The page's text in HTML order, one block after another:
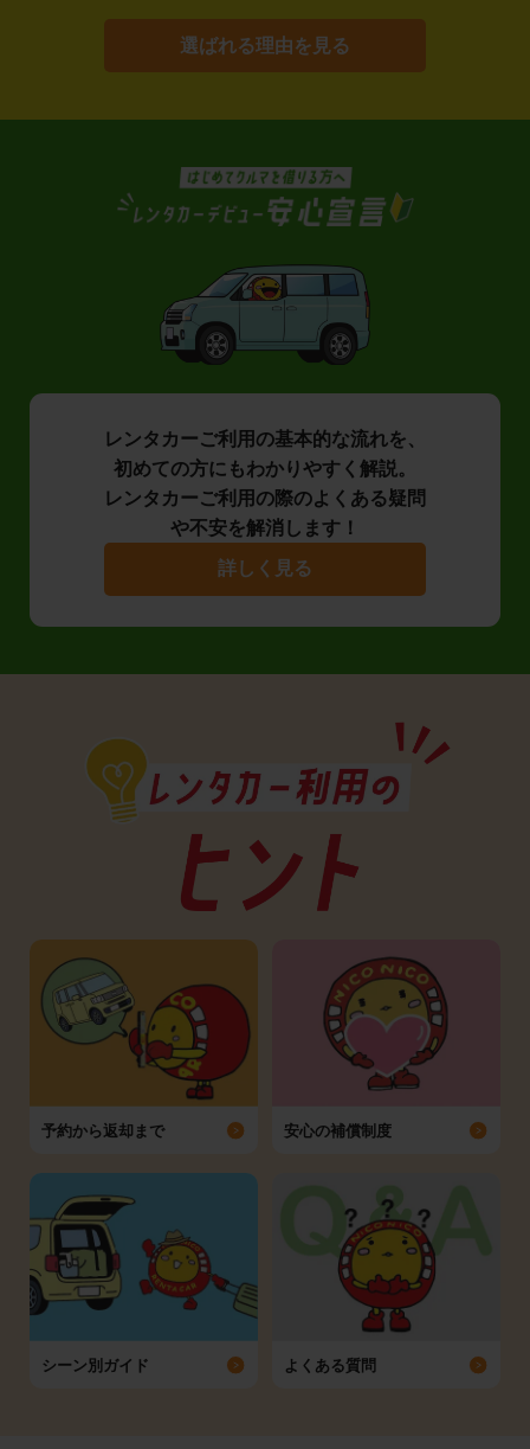
選ばれる理由を見る
レンタカーご利用の基本的な流れを、
初めての方にもわかりやすく解説。
レンタカーご利用の際のよくある疑問
や不安を解消します！
詳しく見る
予約から返却まで 安心の補償制度
シーン別ガイド よくある質問